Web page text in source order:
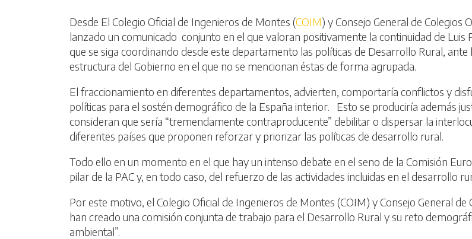
Desde El Colegio Oficial de Ingenieros de Montes (COIM) y Consejo General de Colegios
lanzado un comunicado conjunto en el que valoran positivamente la continuidad de
que se siga coordinando desde este departamento las políticas de Desarrollo Rural,
estructura del Gobierno en el que no se mencionan éstas de forma agrupada.
El fraccionamiento en diferentes departamentos, advierten, comportaría conflictos y
políticas para el sostén demográfico de la España interior. Esto se produciría además
consideran que sería “tremendamente contraproducente” debilitar o dispersar la
diferentes países que proponen reforzar y priorizar las políticas de desarrollo rural.
Todo ello en un momento en el que hay un intenso debate en el seno de la Comisión
pilar de la PAC y, en todo caso, del refuerzo de las actividades incluidas en el desarrollo
Por este motivo, el Colegio Oficial de Ingenieros de Montes (COIM) y Consejo General
han creado una comisión conjunta de trabajo para el Desarrollo Rural y su reto
ambiental”.